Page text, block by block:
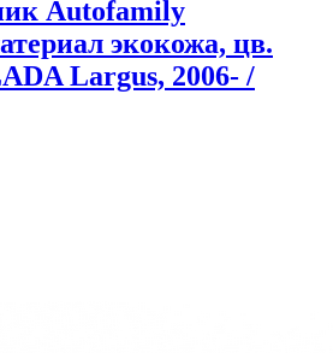
Autofamily
экокожа, цв.
Largus, 2006- /